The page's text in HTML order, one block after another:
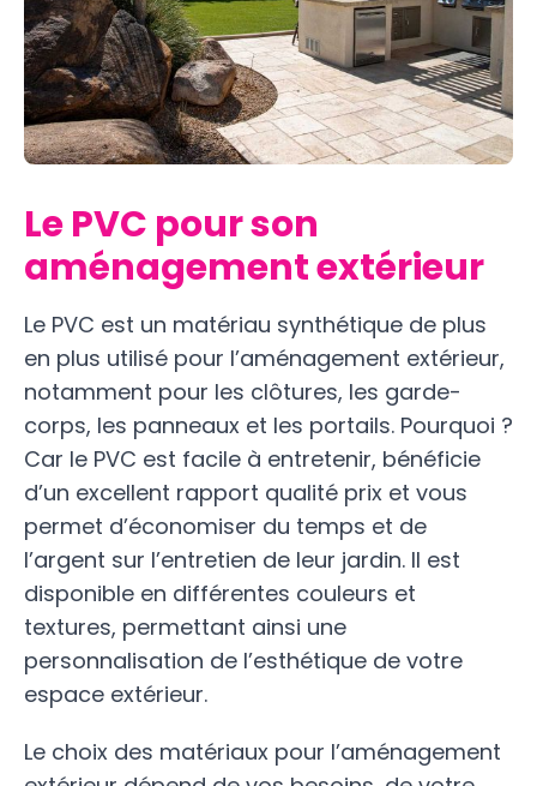
Le PVC pour son
aménagement extérieur
Le PVC est un matériau synthétique de plus
en plus utilisé pour l’aménagement extérieur,
notamment pour les clôtures, les garde-
corps, les panneaux et les portails. Pourquoi ?
Car le PVC est facile à entretenir, bénéficie
d’un excellent rapport qualité prix et vous
permet d’économiser du temps et de
l’argent sur l’entretien de leur jardin. Il est
disponible en différentes couleurs et
textures, permettant ainsi une
personnalisation de l’esthétique de votre
espace extérieur.
Le choix des matériaux pour l’aménagement